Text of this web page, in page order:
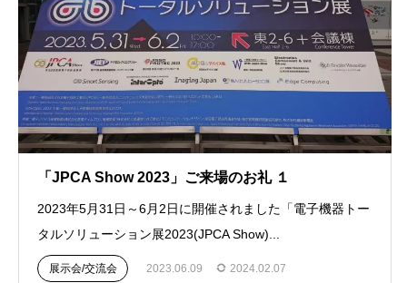
「JPCA Show 2023」ご来場のお礼 １
2023年5月31日～6月2日に開催されました「電子機器トー
タルソリューション展2023(JPCA Show)...
展示会/交流会 2023.06.09 2024.02.07